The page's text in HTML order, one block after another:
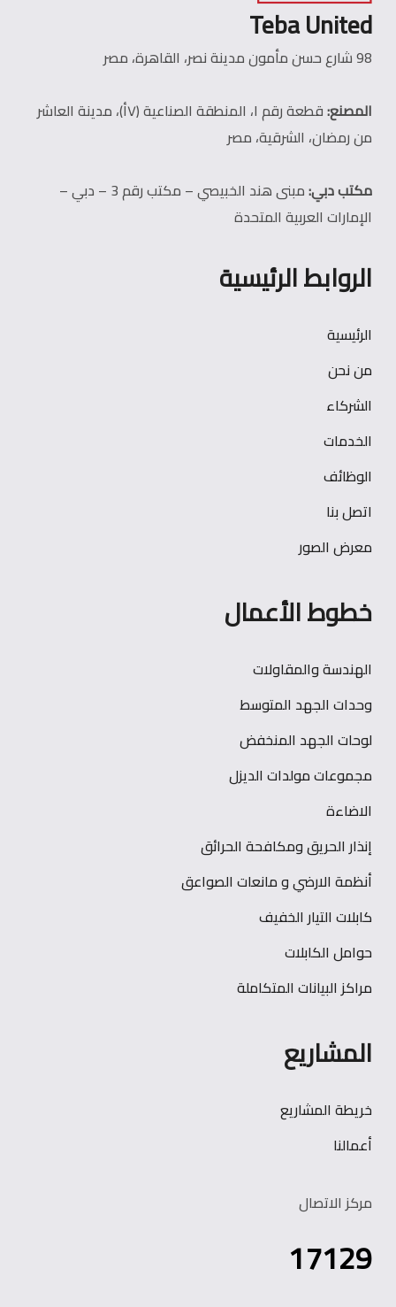
Teba United
98 شارع حسن مأمون مدينة نصر، القاهرة، مصر
المصنع:
قطعة رقم ١، المنطقة الصناعية (٧أ)، مدينة العاشر
من رمضان، الشرقية، مصر
مكتب دبي:
مبنى هند الخبيصي – مكتب رقم 3 – دبي –
الإمارات العربية المتحدة
الروابط الرئيسية
الرئيسية
من نحن
الشركاء
الخدمات
الوظائف
اتصل بنا
معرض الصور
خطوط الأعمال
الهندسة والمقاولات
وحدات الجهد المتوسط
لوحات الجهد المنخفض
مجموعات مولدات الديزل
الاضاءة
إنذار الحريق ومكافحة الحرائق
أنظمة الارضي و مانعات الصواعق
كابلات التيار الخفيف
حوامل الكابلات
مراكز البيانات المتكاملة
المشاريع
خريطة المشاريع
أعمالنا
مركز الاتصال
17129